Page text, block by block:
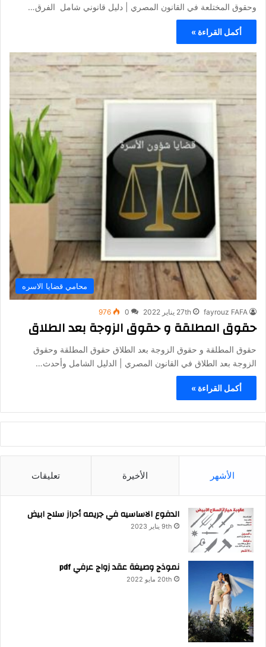
وحقوق المختلعة في القانون المصري | دليل قانوني شامل الفرق…
أكمل القراءة »
محامي قضايا الاسره
fayrouz FAFA 27th يناير 2022 0
976
حقوق المطلقة و حقوق الزوجة بعد الطلاق
حقوق المطلقة و حقوق الزوجة بعد الطلاق حقوق المطلقة وحقوق
الزوجة بعد الطلاق في القانون المصري | الدليل الشامل وأحدث…
أكمل القراءة »
الأشهر الأخيرة تعليقات
الدفوع الاساسيه في جريمه أحراز سلاح ابيض
9th يناير 2023
نموذج وصيغة عقد زواج عرفي pdf
20th مايو 2022